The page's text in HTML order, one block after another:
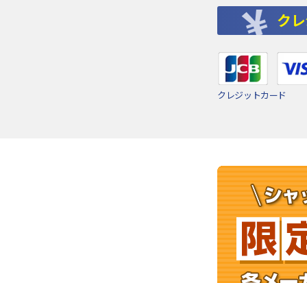
ク
クレジットカード